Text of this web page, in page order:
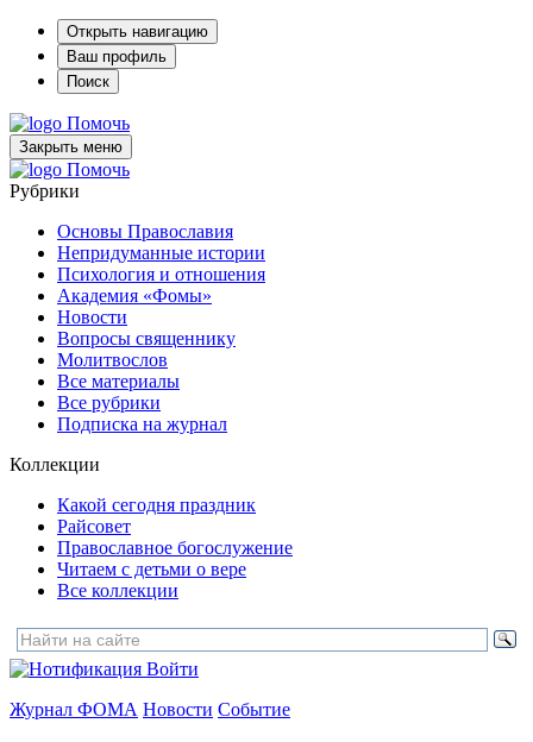
Открыть навигацию
Ваш профиль
Поиск
Помочь
Закрыть меню
Помочь
Рубрики
Основы Православия
Непридуманные истории
Психология и отношения
Академия «Фомы»
Новости
Вопросы священнику
Молитвослов
Все материалы
Все рубрики
Подписка на журнал
Коллекции
Какой сегодня праздник
Райсовет
Православное богослужение
Читаем с детьми о вере
Все коллекции
Войти
Журнал ФОМА Новости Событие